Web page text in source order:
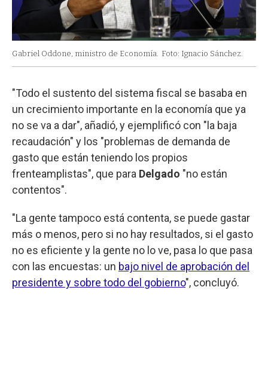
Gabriel Oddone, ministro de Economía. Foto: Ignacio Sánchez.
"Todo el sustento del sistema fiscal se basaba en
un crecimiento importante en la economía que ya
no se va a dar", añadió, y ejemplificó con "la baja
recaudación" y los "problemas de demanda de
gasto que están teniendo los propios
frenteamplistas", que para Delgado "no están
contentos".
"La gente tampoco está contenta, se puede gastar
más o menos, pero si no hay resultados, si el gasto
no es eficiente y la gente no lo ve, pasa lo que pasa
con las encuestas: un bajo nivel de aprobación del
presidente y sobre todo del gobierno", concluyó.